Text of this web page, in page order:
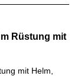
Rüstung mit
mit Helm,